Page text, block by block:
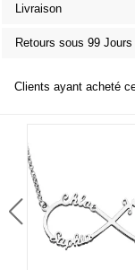
Livraison
Retours sous 99 Jours
Clients ayant acheté